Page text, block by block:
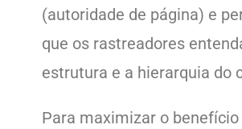
(autoridade de página) e
que os rastreadores
estrutura e a hierarquia do
Para maximizar o